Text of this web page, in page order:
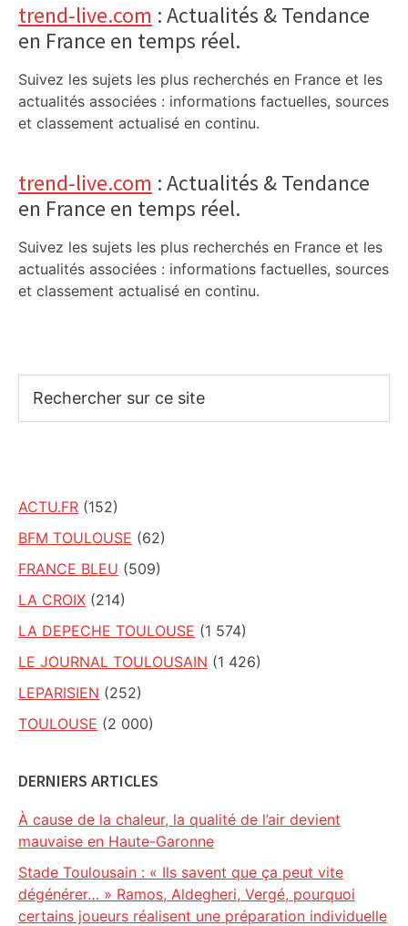
trend-live.com : Actualités & Tendance
en France en temps réel.
Suivez les sujets les plus recherchés en France et les
actualités associées : informations factuelles, sources
et classement actualisé en continu.
trend-live.com : Actualités & Tendance
en France en temps réel.
Suivez les sujets les plus recherchés en France et les
actualités associées : informations factuelles, sources
et classement actualisé en continu.
sur
ACTU.FR (152)
BFM TOULOUSE (62)
FRANCE BLEU (509)
LA CROIX (214)
LA DEPECHE TOULOUSE (1 574)
LE JOURNAL TOULOUSAIN (1 426)
LEPARISIEN (252)
TOULOUSE (2 000)
DERNIERS ARTICLES
À cause de la chaleur, la qualité de l’air devient
mauvaise en Haute-Garonne
Stade Toulousain : « Ils savent que ça peut vite
dégénérer… » Ramos, Aldegheri, Vergé, pourquoi
certains joueurs réalisent une préparation individuelle